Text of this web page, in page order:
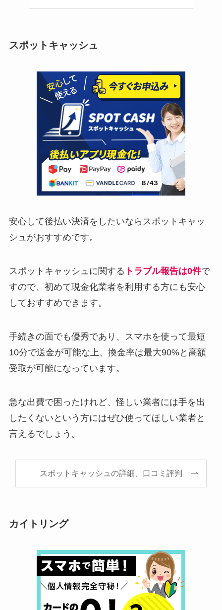
スポットキャッシュ
安心して後払い決済をしたいならスポットキャッ
シュがおすすめです。
スポットキャッシュに関する トラブル報告は0件で
すので、初めて現金化業者を利用する方にも安心
しておすすめできます。
手続きの面でも優秀であり、スマホを使って最短
10分で送金が可能な上、換金率は最大90%と高額
受取が可能になっています。
急な出費で困ったけれど、怪しい業者には手を出
したくないという方にはぜひ使ってほしい業者と
言えるでしょう。
スポットキャッシュの詳細、口コミ評判
カイトリング